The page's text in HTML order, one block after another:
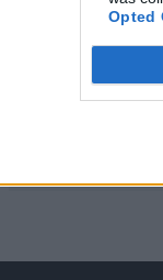
Opted
kötéslistái
MÁR